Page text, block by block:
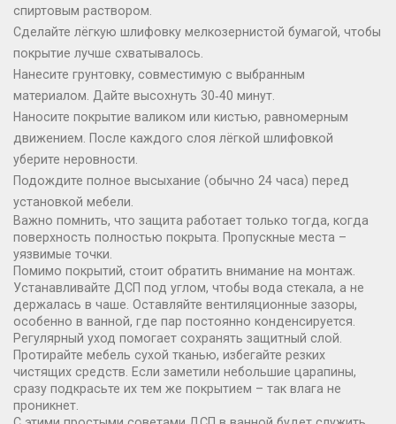
спиртовым раствором.
Сделайте лёгкую шлифовку мелкозернистой бумагой, чтобы
покрытие лучше схватывалось.
Нанесите грунтовку, совместимую с выбранным
материалом. Дайте высохнуть 30‑40 минут.
Наносите покрытие валиком или кистью, равномерным
движением. После каждого слоя лёгкой шлифовкой
уберите неровности.
Подождите полное высыхание (обычно 24 часа) перед
установкой мебели.
Важно помнить, что защита работает только тогда, когда
поверхность полностью покрыта. Пропускные места –
уязвимые точки.
Помимо покрытий, стоит обратить внимание на монтаж.
Устанавливайте ДСП под углом, чтобы вода стекала, а не
держалась в чаше. Оставляйте вентиляционные зазоры,
особенно в ванной, где пар постоянно конденсируется.
Регулярный уход помогает сохранять защитный слой.
Протирайте мебель сухой тканью, избегайте резких
чистящих средств. Если заметили небольшие царапины,
сразу подкрасьте их тем же покрытием – так влага не
проникнет.